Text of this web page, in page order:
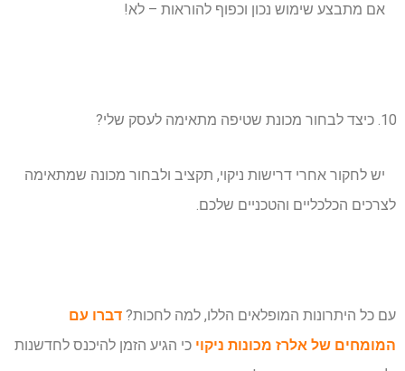
אם מתבצע שימוש נכון וכפוף להוראות – לא!
כיצד לבחור מכונת שטיפה מתאימה לעסק שלי?
יש לחקור אחרי דרישות ניקוי, תקציב ולבחור מכונה שמתאימה
לצרכים הכלכליים והטכניים שלכם.
עם כל היתרונות המופלאים הללו, למה לחכות? דברו עם
המומחים של אלרז מכונות ניקוי כי הגיע הזמן להיכנס לחדשנות